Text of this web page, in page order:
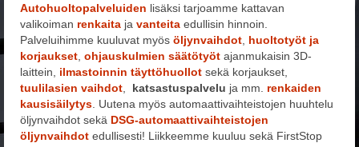
AJANVARAUS RENKAANVAIHTO
KESÄRENKAAT
TALVIRENKAAT
RENGASHOTELLI
VANTEET
Autohuoltopalveluiden lisäksi tarjoamme kattavan
valikoiman renkaita ja vanteita edullisin hinnoin.
Palveluihimme kuuluvat myös öljynvaihdot huoltotyöt ja
korjaukset ohjauskulmien säätötyöt ajanmukaisin 3D-
laittein, ilmastoinnin täyttöhuollot sekä korjaukset,
tuulilasien vaihdot
katsastuspalvelu ja mm.
renkaiden
kausisäilytys . Uutena myös automaattivaihteistojen huuhtelu
öljynvaihdot sekä DSG-automaattivaihteistojen
öljynvaihdot edullisesti! Liikkeemme kuuluu sekä FirstStop